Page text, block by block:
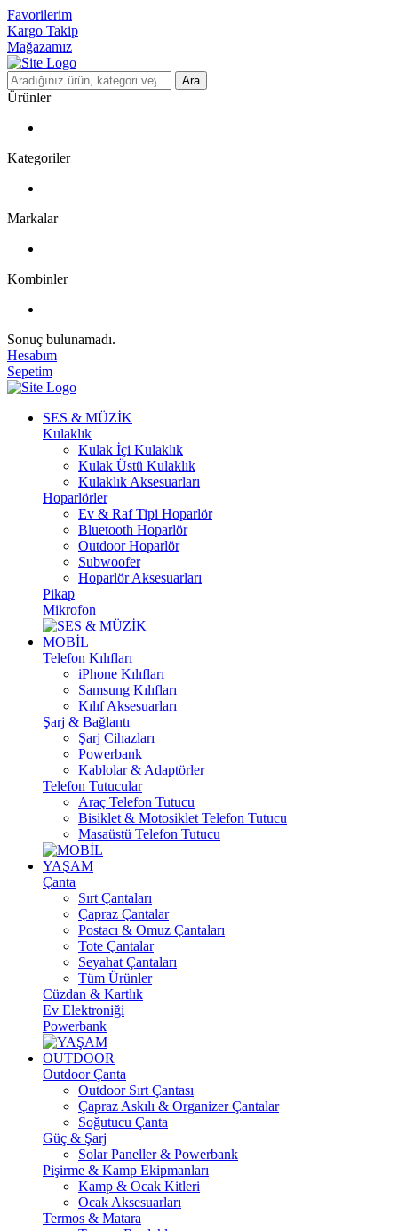
Favorilerim
Kargo Takip
Mağazamız
Ara
Ürünler
Kategoriler
Markalar
Kombinler
Sonuç bulunamadı.
Hesabım
Sepetim
SES & MÜZİK
Kulaklık
Kulak İçi Kulaklık
Kulak Üstü Kulaklık
Kulaklık Aksesuarları
Hoparlörler
Ev & Raf Tipi Hoparlör
Bluetooth Hoparlör
Outdoor Hoparlör
Subwoofer
Hoparlör Aksesuarları
Pikap
Mikrofon
MOBİL
Telefon Kılıfları
iPhone Kılıfları
Samsung Kılıfları
Kılıf Aksesuarları
Şarj & Bağlantı
Şarj Cihazları
Powerbank
Kablolar & Adaptörler
Telefon Tutucular
Araç Telefon Tutucu
Bisiklet & Motosiklet Telefon Tutucu
Masaüstü Telefon Tutucu
YAŞAM
Çanta
Sırt Çantaları
Çapraz Çantalar
Postacı & Omuz Çantaları
Tote Çantalar
Seyahat Çantaları
Tüm Ürünler
Cüzdan & Kartlık
Ev Elektroniği
Powerbank
OUTDOOR
Outdoor Çanta
Outdoor Sırt Çantası
Çapraz Askılı & Organizer Çantalar
Soğutucu Çanta
Güç & Şarj
Solar Paneller & Powerbank
Pişirme & Kamp Ekipmanları
Kamp & Ocak Kitleri
Ocak Aksesuarları
Termos & Matara